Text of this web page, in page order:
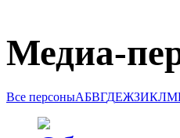
Медиа-
Все персоныАБВГДЕЖЗИКЛМ